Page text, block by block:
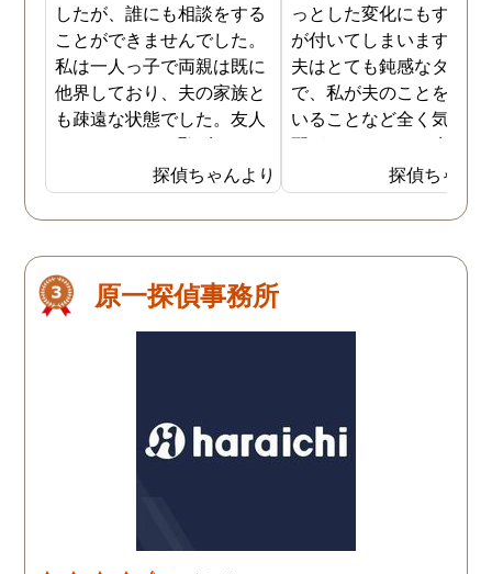
したが、誰にも相談をする
ことができませんでした。
私は一人っ子で両親は既に
他界しており、夫の家族と
も疎遠な状態でした。友人
にもなんとなく恥ずかしく
て言えず、最終的に探偵事
務所に相談に行きました。
探偵事務所への相談も多少
に訪れてみると私と同じ悩
みを抱えた人が多く、相談
員の方も話しやすい雰囲気
ました。それからは夫の不
倫の証拠を押さえるための
した。夫の不倫に関して一
探偵ちゃんより
っとした変化にもすぐに
が付いてしまいます。一
夫はとても鈍感なタイプ
で、私が夫のことを疑っ
いることなど全く気付く
配がありません。先日は
が嘘を付いて出張に出か
ると言うので、気づかぬ
りをして探偵に後を付け
夫の不倫の証拠を掴んで
れば離婚をするつもりだ
を決意したのは最近のこ
でした。探偵にもこのこ
探偵ちゃん
原一探偵事務所